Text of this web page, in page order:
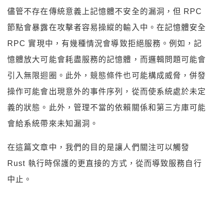
儘管不存在傳統意義上記憶體不安全的漏洞，但 RPC
節點會暴露在攻擊者容易操縱的輸入中。在記憶體安全
RPC 實現中，有幾種情況會導致拒絕服務。例如，記
憶體放大可能會耗盡服務的記憶體，而邏輯問題可能會
引入無限迴圈。此外，競態條件也可能構成威脅，併發
操作可能會出現意外的事件序列，從而使系統處於未定
義的狀態。此外，管理不當的依賴關係和第三方庫可能
會給系統帶來未知漏洞。
在這篇文章中，我們的目的是讓人們關注可以觸發
Rust 執行時保護的更直接的方式，從而導致服務自行
中止。